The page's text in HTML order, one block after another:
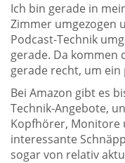
Ich bin gerade in
Zimmer umgezogen
Podcast-Technik
gerade. Da kommen
gerade recht, um ein
Bei Amazon gibt es
Technik-Angebote,
Kopfhörer, Monitore
interessante
sogar von relativ